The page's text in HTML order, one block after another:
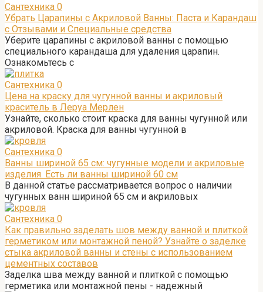
Сантехника 0
Убрать Царапины с Акриловой Ванны: Паста и Карандаш
с Отзывами и Специальные средства
Уберите царапины с акриловой ванны с помощью
специального карандаша для удаления царапин.
Ознакомьтесь с
Сантехника 0
Цена на краску для чугунной ванны и акриловый
краситель в Леруа Мерлен
Узнайте, сколько стоит краска для ванны чугунной или
акриловой. Краска для ванны чугунной в
Сантехника 0
Ванны шириной 65 см: чугунные модели и акриловые
изделия. Есть ли ванны шириной 60 см
В данной статье рассматривается вопрос о наличии
чугунных ванн шириной 65 см и акриловых
Сантехника 0
Как правильно заделать шов между ванной и плиткой
герметиком или монтажной пеной? Узнайте о заделке
стыка акриловой ванны и стены с использованием
цементных составов
Заделка шва между ванной и плиткой с помощью
герметика или монтажной пены - надежный